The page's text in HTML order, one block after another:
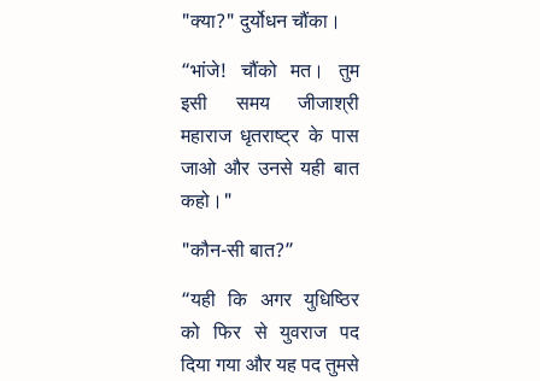
"क्या?" दुर्योधन चौंका।
“भांजे! चौंको मत। तुम
इसी समय जीजाश्री
महाराज धृतराष्ट्र के पास
जाओ और उनसे यही बात
कहो।"
"कौन-सी बात?”
“यही कि अगर युधिष्ठिर
को फिर से युवराज पद
दिया गया और यह पद तुमसे